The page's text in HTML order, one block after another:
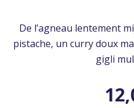
De l’agneau lentement
pistache, un curry doux
gigli